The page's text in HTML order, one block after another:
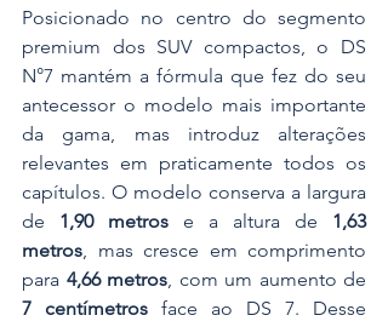
Posicionado no centro do segmento
premium dos SUV compactos, o DS
N°7 mantém a fórmula que fez do seu
antecessor o modelo mais importante
da gama, mas introduz alterações
relevantes em praticamente todos os
capítulos. O modelo conserva a largura
de 1,90 metros e a altura de 1,63
metros, mas cresce em comprimento
para 4,66 metros
7 centímetros face ao DS 7. Desse